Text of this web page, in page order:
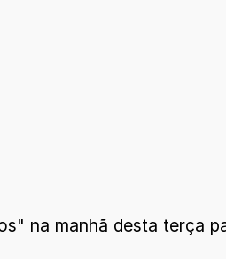
na manhã desta terça